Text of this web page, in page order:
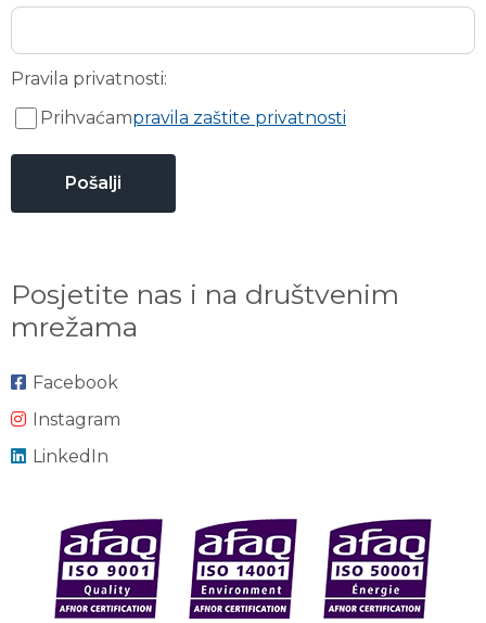
Pravila privatnosti:
Prihvaćampravila zaštite privatnosti
Posjetite nas i na društvenim
mrežama
Facebook
Instagram
LinkedIn